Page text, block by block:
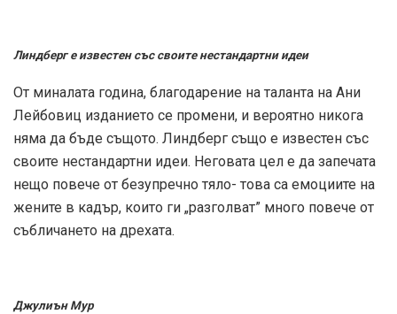
Линдберг е известен със своите нестандартни идеи
От миналата година, благодарение на таланта на Ани
Лейбовиц изданието се промени, и вероятно никога
няма да бъде същото. Линдберг също е известен със
своите нестандартни идеи. Неговата цел е да запечата
нещо повече от безупречно тяло- това са емоциите на
жените в кадър, които ги „разголват” много повече от
събличането на дрехата.
Джулиън Мур